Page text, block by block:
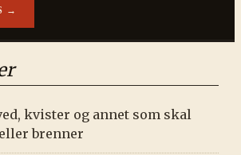
→
kvister og annet som skal
brenner